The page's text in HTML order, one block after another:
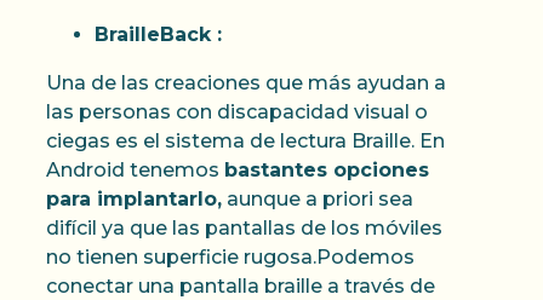
BrailleBack :
Una de las creaciones que más ayudan a
las personas con discapacidad visual o
ciegas es el sistema de lectura Braille. En
Android tenemos bastantes opciones
para implantarlo, aunque a priori sea
difícil ya que las pantallas de los móviles
no tienen superficie rugosa.Podemos
conectar una pantalla braille a través de